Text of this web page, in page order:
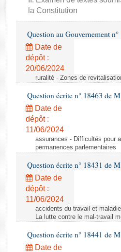
Rapports d'enquête
Rapports législatifs
Baromètre de l’application des lois
Dossiers législatifs
Budget et sécurité sociale
la Constitution
Question au Gouvernement
Date de
dépôt :
20/06/2024
ruralité - Zones de
Question écrite n° 18463 de
Date de
dépôt :
11/06/2024
assurances - Difficultés pour
permanences parlementaires
Question écrite n° 18431 de
Date de
dépôt :
11/06/2024
accidents du travail et
La lutte contre le mal-travail
Question écrite n° 18441 de
Date de